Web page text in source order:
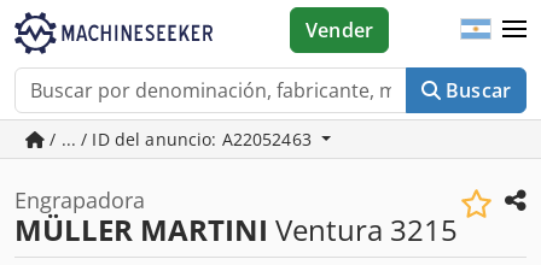
Buscar
Vender
/ ... / ID del anuncio: A22052463
Engrapadora
MÜLLER MARTINI Ventura 3215